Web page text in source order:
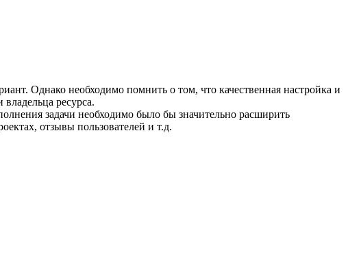
Однако необходимо помнить о том, что качественная настройка и
ресурса.
задачи необходимо было бы значительно расширить
отзывы пользователей и т.д.